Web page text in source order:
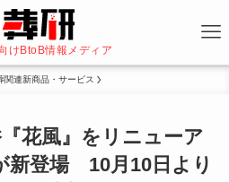
けBtoB情報メディア
関連新商品・サービス
花風』をリニューア
新登場 10月10日より